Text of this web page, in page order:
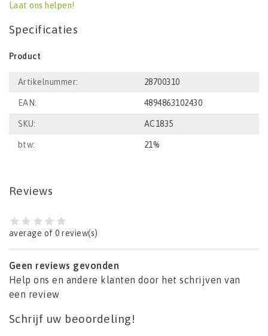
Laat ons helpen!
Specificaties
Product
Artikelnummer: 28700310
EAN: 4894863102430
SKU: AC1835
btw: 21%
Reviews
average of 0 review(s)
Geen reviews gevonden
Help ons en andere klanten door het schrijven van
een review
Schrijf uw beoordeling!